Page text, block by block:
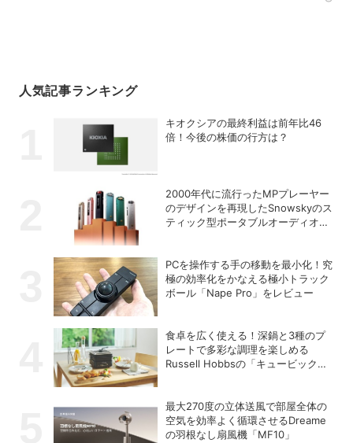
人気記事ランキング
キオクシアの最終利益は前年比46
倍！今後の株価の行方は？
2000年代に流行ったMPプレーヤー
のデザインを再現したSnowskyのス
ティック型ポータブルオーディオプ
PCを操作する手の移動を最小化！究
極の効率化をかなえる極小トラック
ボール「Nape Pro」をレビュー
食卓を広く使える！深鍋と3種のプ
レートで多彩な調理を楽しめる
Russell Hobbsの「キュービックホ
最大270度の立体送風で部屋全体の
空気を効率よく循環させるDreame
の羽根なし扇風機「MF10」